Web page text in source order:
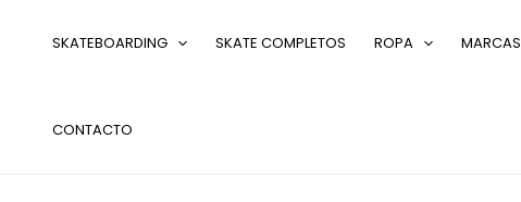
contenidoSKATEBOARDING SKATE COMPLETOS ROPA MARCAS
CONTACTO